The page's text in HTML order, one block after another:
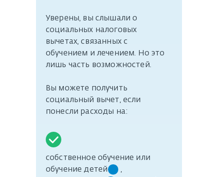
Уверены, вы слышали о
социальных налоговых
вычетах, связанных с
обучением и лечением. Но это
лишь часть возможностей.
Вы можете получить
социальный вычет, если
понесли расходы на:
собственное обучение или
обучение детей -- ,